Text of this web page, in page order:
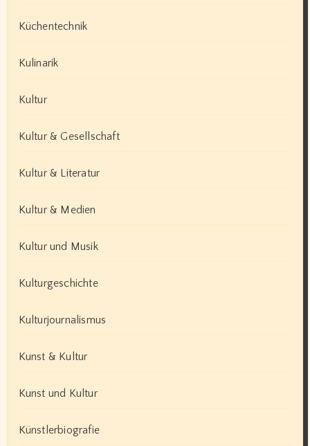
Küchentechnik
Kulinarik
Kultur
Kultur & Gesellschaft
Kultur & Literatur
Kultur & Medien
Kultur und Musik
Kulturgeschichte
Kulturjournalismus
Kunst & Kultur
Kunst und Kultur
Künstlerbiografie